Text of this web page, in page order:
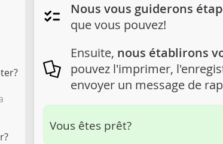
Nous vous guiderons
que vous pouvez!
Ensuite, nous établirons
pouvez l'imprimer,
envoyer un message de
Vous êtes prêt?